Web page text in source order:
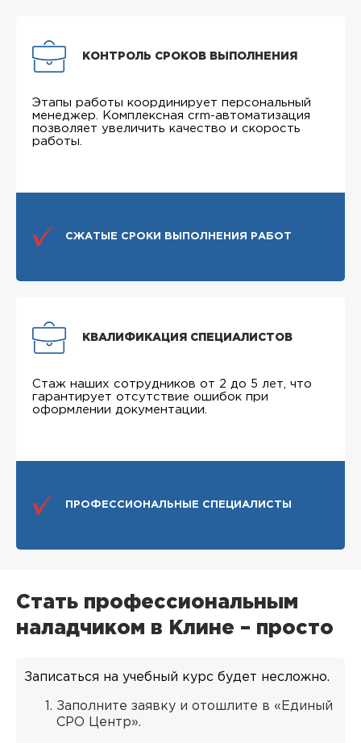
КОНТРОЛЬ СРОКОВ ВЫПОЛНЕНИЯ
Этапы работы координирует персональный
менеджер. Комплексная crm-автоматизация
позволяет увеличить качество и скорость
работы.
СЖАТЫЕ СРОКИ ВЫПОЛНЕНИЯ РАБОТ
КВАЛИФИКАЦИЯ СПЕЦИАЛИСТОВ
Стаж наших сотрудников от 2 до 5 лет, что
гарантирует отсутствие ошибок при
оформлении документации.
ПРОФЕССИОНАЛЬНЫЕ СПЕЦИАЛИСТЫ
Стать профессиональным
наладчиком в Клине – просто
Записаться на учебный курс будет несложно.
Заполните заявку и отошлите в «Единый
СРО Центр».